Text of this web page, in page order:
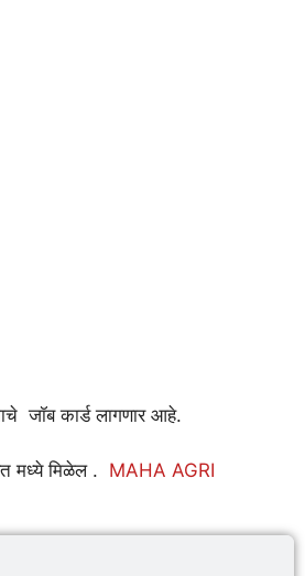
जॉब कार्ड लागणार आहे.
मध्ये मिळेल . MAHA AGRI